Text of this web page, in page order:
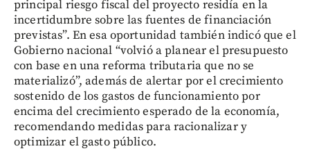
principal riesgo fiscal del proyecto residía en la
incertidumbre sobre las fuentes de financiación
previstas”. En esa oportunidad también indicó que el
Gobierno nacional “volvió a planear el presupuesto
con base en una reforma tributaria que no se
materializó”, además de alertar por el crecimiento
sostenido de los gastos de funcionamiento por
encima del crecimiento esperado de la economía,
recomendando medidas para racionalizar y
optimizar el gasto público.